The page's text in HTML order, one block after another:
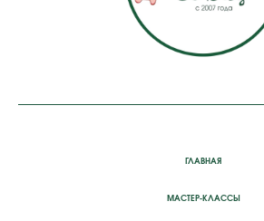
ГЛАВНАЯ
МАСТЕР-КЛАССЫ